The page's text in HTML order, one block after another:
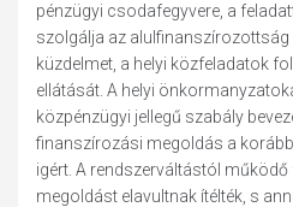
pénzügyi csodafegyvere, a
szolgálja az alulfinanszírozottság
küzdelmet, a helyi közfeladatok
ellátását. A helyi
közpénzügyi jellegű szabály
finanszírozási megoldás a
igért. A rendszerváltástól
megoldást elavultnak ítélték, s